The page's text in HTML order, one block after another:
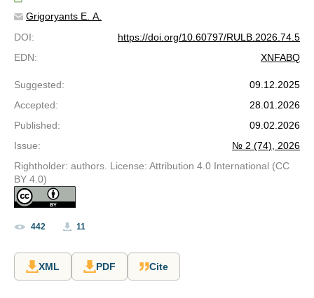
Grigoryants E. A.
DOI:
https://doi.org/10.60797/RULB.2026.74.5
EDN: XNFABQ
Suggested:
09.12.2025
Accepted:
28.01.2026
Published:
09.02.2026
Issue:
№ 2 (74), 2026
Rightholder: authors. License: Attribution 4.0 International (CC
BY 4.0)
442 11
XML PDF Cite